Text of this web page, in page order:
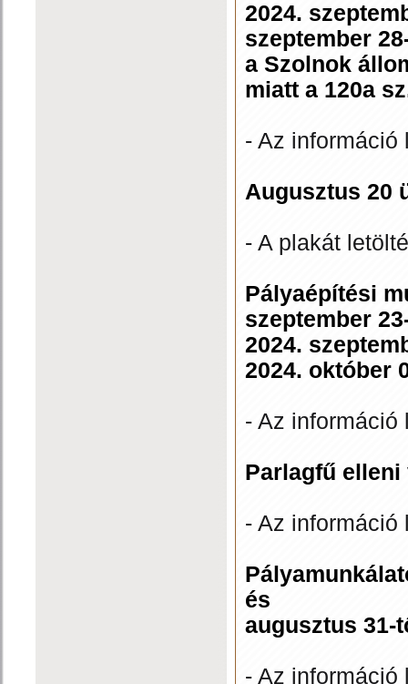
2024.
szeptember
a Szolnok
miatt a 120a
- Az információ
Augusztus 20
- A plakát
Pályaépítési
szeptember
2024.
2024. október
- Az információ
Parlagfű elleni
- Az információ
és
augusztus 31-
- Az információ